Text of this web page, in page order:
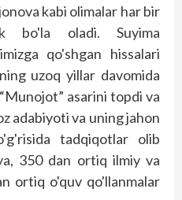
kabi olimalar har bir
bo'la oladi. Suyima
qo'shgan hissalari
uzoq yillar davomida
asarini topdi va
adabiyoti va uning jahon
tadqiqotlar olib
350 dan ortiq ilmiy va
ortiq o'quv qo'llanmalar